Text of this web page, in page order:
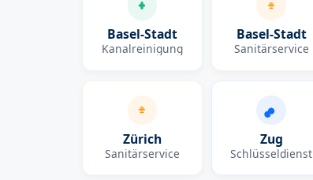
Basel-Stadt
Kanalreinigung
Basel-Stadt
Sanitärservice
Zürich
Sanitärservice
Zug
Schlüsseldienst